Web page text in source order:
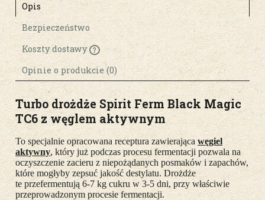
Opis
Bezpieczeństwo
Koszty dostawy
Cena nie zawiera ewentualnych kosztów
płatności
Opinie o produkcie (0)
Turbo drożdże Spirit Ferm Black Magic
TC6 z węglem aktywnym
To specjalnie opracowana receptura zawierająca węgiel
aktywny, który już podczas procesu fermentacji pozwala na
oczyszczenie zacieru z niepożądanych posmaków i zapachów,
które mogłyby zepsuć jakość destylatu. Drożdże
te przefermentują 6-7 kg cukru w 3-5 dni, przy właściwie
przeprowadzonym procesie fermentacji.